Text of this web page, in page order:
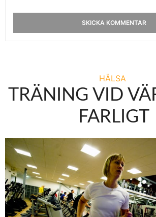
HÄLSA
TRÄNING VID
FARLIGT